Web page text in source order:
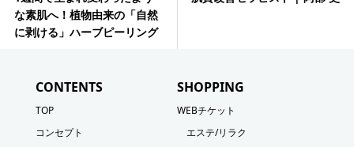
な素肌へ！植物由来の「自然
に剥ける」ハーブピーリング
CONTENTS
TOP
コンセプト
SHOPPING
WEBチケット
エステ/リラク